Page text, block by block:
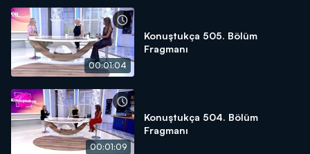
00:01:04
Konuştukça 505. Bölüm
Fragmanı
00:01:09
Konuştukça 504. Bölüm
Fragmanı